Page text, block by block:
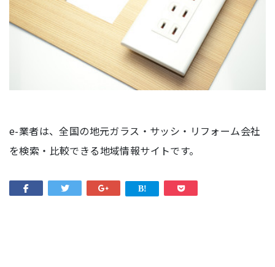
e-業者は、全国の地元ガラス・サッシ・リフォーム会社
を検索・比較できる地域情報サイトです。